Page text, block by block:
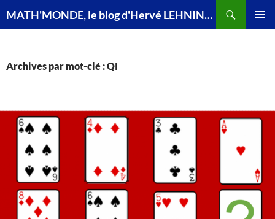
MATH'MONDE, le blog d'Hervé LEHNING, agrégé de mathématiques
Archives par mot-clé : QI